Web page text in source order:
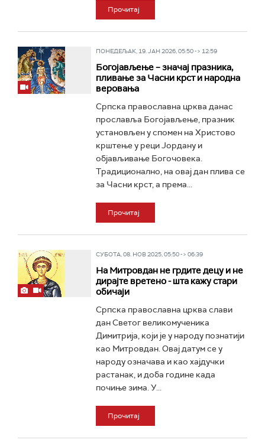
Прочитај
ПОНЕДЕЉАК, 19. ЈАН 2026, 05:50 -> 12:59
Богојављење – значај празника,
пливање за Часни крст и народна
веровања
Српска православна црква данас
прославља Богојављење, празник
установљен у спомен на Христово
крштење у реци Јордану и
објављивање Богочовека.
Традиционално, на овај дан плива се
за Часни крст, а према...
Прочитај
СУБОТА, 08. НОВ 2025, 05:50 -> 06:39
На Митровдан не грдите децу и не
дирајте вретено - шта кажу стари
обичаји
Српска православна црква слави
дан Светог великомученика
Димитрија, који је у народу познатији
као Митровдан. Овај датум се у
народу означава и као хајдучки
растанак, и доба године када
почиње зима. У...
Прочитај